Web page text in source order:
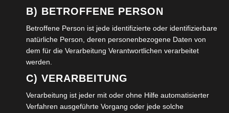
geraumer Zeit nicht mehr zugelassen, sei denn, es gibt
einen besonderen Anlass dazu und Anlässe finden wir
immer wieder aufs Neue. Zum Beispiel unser 5-jähriges
und 10-jähriges Boulesfest, zu dem wir alle
Wolfenbütteler eingeladen hatten, um den
B) BETROFFENE PERSON
Betroffene Person ist jede identifizierte oder identifizierbare
natürliche Person, deren personenbezogene Daten von
dem für die Verarbeitung Verantwortlichen verarbeitet
werden.
C) VERARBEITUNG
Verarbeitung ist jeder mit oder ohne Hilfe automatisierter
Verfahren ausgeführte Vorgang oder jede solche